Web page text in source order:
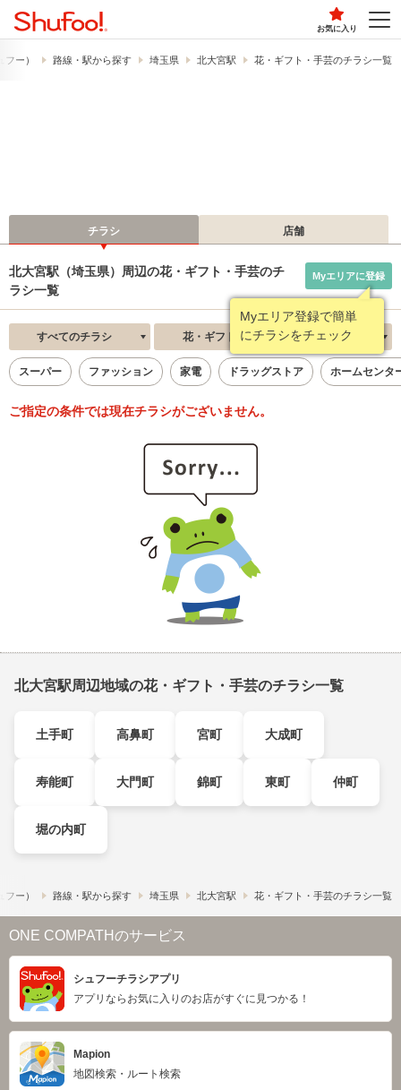
お気に入り
ー） 路線・駅から探す 埼玉県 北大宮駅 花・ギフト・手芸のチラシ一覧
チラシ 店舗
北大宮駅（埼玉県）周辺の花・ギフト・手芸のチ
ラシ一覧
Myエリア登録で簡単
にチラシをチェック
Myエリアに登録
すべてのチラシ 花・ギフト・手芸 新着順
スーパー ファッション 家電 ドラッグストア ホームセンタ
ご指定の条件では現在チラシがございません。
北大宮駅周辺地域の花・ギフト・手芸のチラシ一覧
土手町 高鼻町 宮町 大成町
寿能町 大門町 錦町 東町 仲町
堀の内町
ー） 路線・駅から探す 埼玉県 北大宮駅 花・ギフト・手芸のチラシ一覧
ONE COMPATHのサービス
シュフーチラシアプリ
アプリならお気に入りのお店がすぐに見つかる！
Mapion
地図検索・ルート検索